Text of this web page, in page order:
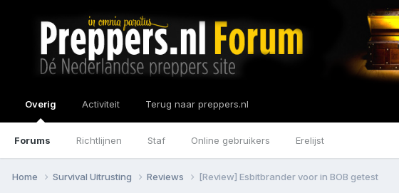
Overig
Forums Richtlijnen Staf Online gebruikers Erelijst
Activiteit Terug naar preppers.nl
Home Survival Uitrusting Reviews [Review] Esbitbrander voor in BOB getest